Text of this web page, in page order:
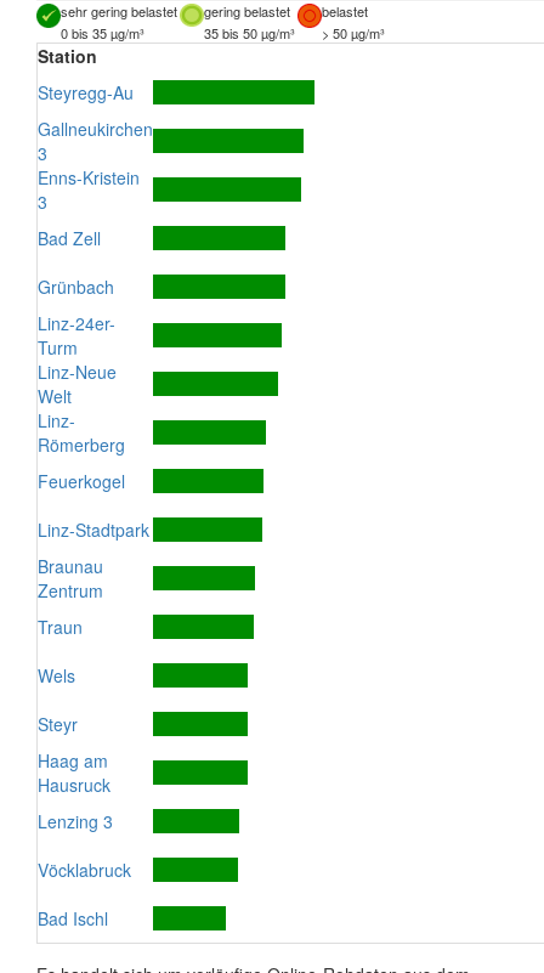
sehr gering belastet gering belastet
belastet
0 bis 35 µg/m³
35 bis 50 µg/m³ > 50 µg/m³
Station
Steyregg-Au
Gallneukirchen
3
Enns-Kristein
3
Bad Zell
Grünbach
Linz-24er-
Turm
Linz-Neue
Welt
Linz-
Römerberg
Feuerkogel
Linz-Stadtpark
Braunau
Zentrum
Traun
Wels
Steyr
Haag am
Hausruck
Lenzing 3
Vöcklabruck
Bad Ischl